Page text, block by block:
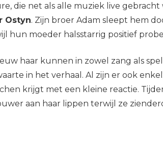
die net als alle muziek live
Ostyn. Zijn broer Adam sleept hem
hun moeder halsstarrig positief
haar kunnen in zowel zang als
in het verhaal. Al zijn er ook
krijgt met een kleine reactie.
aan haar lippen terwijl ze